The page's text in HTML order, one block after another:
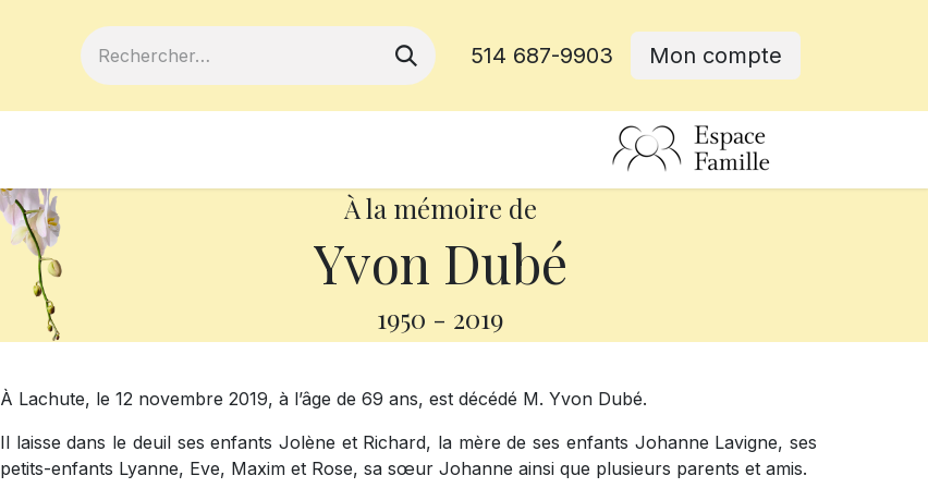
514 687-9903 Mon compte
À la mémoire de
Yvon Dubé
1950 - 2019
À Lachute, le 12 novembre 2019, à l’âge de 69 ans, est décédé M. Yvon Dubé.
Il laisse dans le deuil ses enfants Jolène et Richard, la mère de ses enfants Johanne Lavigne, ses
petits-enfants Lyanne, Eve, Maxim et Rose, sa sœur Johanne ainsi que plusieurs parents et amis.